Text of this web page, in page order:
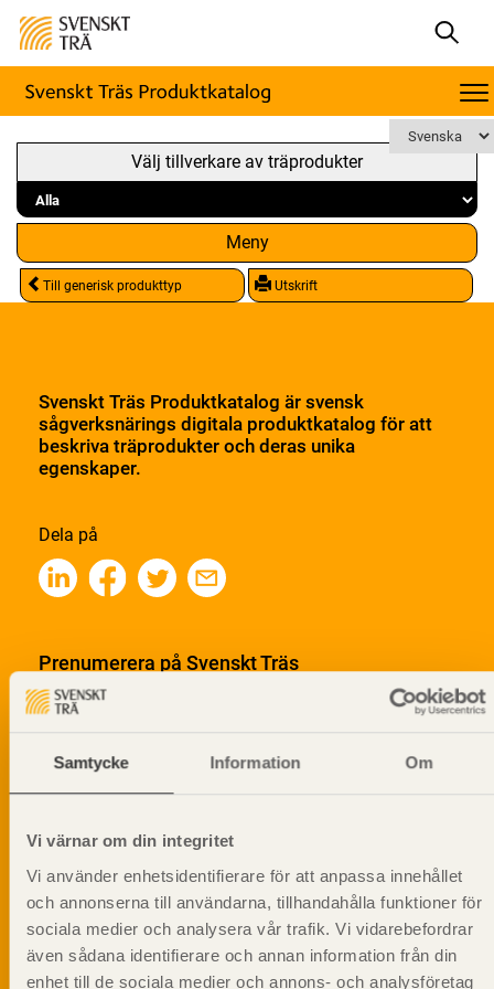
Samtycke Information Om
Vi värnar om din integritet
Vi använder enhetsidentifierare för att anpassa innehållet
och annonserna till användarna, tillhandahålla funktioner för
sociala medier och analysera vår trafik. Vi vidarebefordrar
även sådana identifierare och annan information från din
enhet till de sociala medier och annons- och analysföretag
Välj tillverkare av träprodukter
Meny
Till generisk produkttyp Utskrift
Svenskt Träs Produktkatalog är svensk
sågverksnärings digitala produktkatalog för att
beskriva träprodukter och deras unika
egenskaper.
Dela på
Prenumerera på Svenskt Träs
informationsutskick!